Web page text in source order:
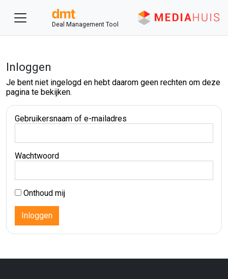
Deal Management Tool
Inloggen
Je bent niet ingelogd en hebt daarom geen rechten om deze
pagina te bekijken.
Gebruikersnaam of e-mailadres
Wachtwoord
Onthoud mij